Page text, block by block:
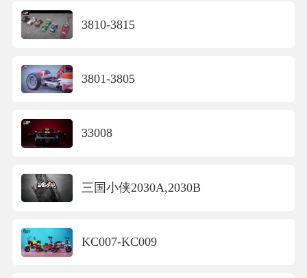
3810-3815
3801-3805
33008
三国小侠2030A,2030B
KC007-KC009